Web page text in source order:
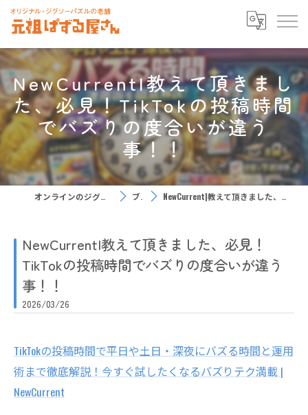
NewCurrent|教えて頂きまし
た、必見！TikTokの投稿時間
でバズりの度合いが違う
事！！
オンラインのジグソーパズルなら元祖ぱずる屋さん ブログ NewCurrent|教えて頂きました、必見！TikTokの投稿時間でバズりの度合いが違う事！！
NewCurrent|教えて頂きました、必見！
TikTokの投稿時間でバズりの度合いが違う
事！！
2026/03/26
TikTokの投稿時間で平日や土日・ 深夜にバズる時間と運用
術まで徹底解説！ 今すぐ試したくなるバズりテク満載 |
NewCurrent